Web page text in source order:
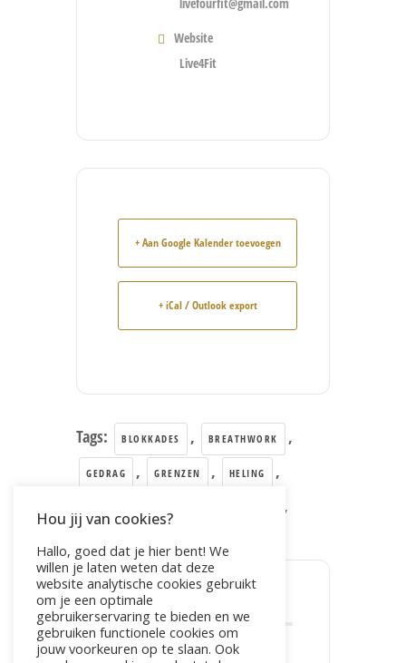
Website
Live4Fit
+ Aan Google Kalender toevoegen
+ iCal / Outlook export
Tags: BLOKKADES , BREATHWORK ,
GEDRAG , GRENZEN , HELING ,
,
DEEL DIT EVENEMENT
Hou jij van cookies?
Hallo, goed dat je hier bent! We
willen je laten weten dat deze
website analytische cookies gebruikt
om je een optimale
gebruikerservaring te bieden en we
gebruiken functionele cookies om
jouw voorkeuren op te slaan. Ook